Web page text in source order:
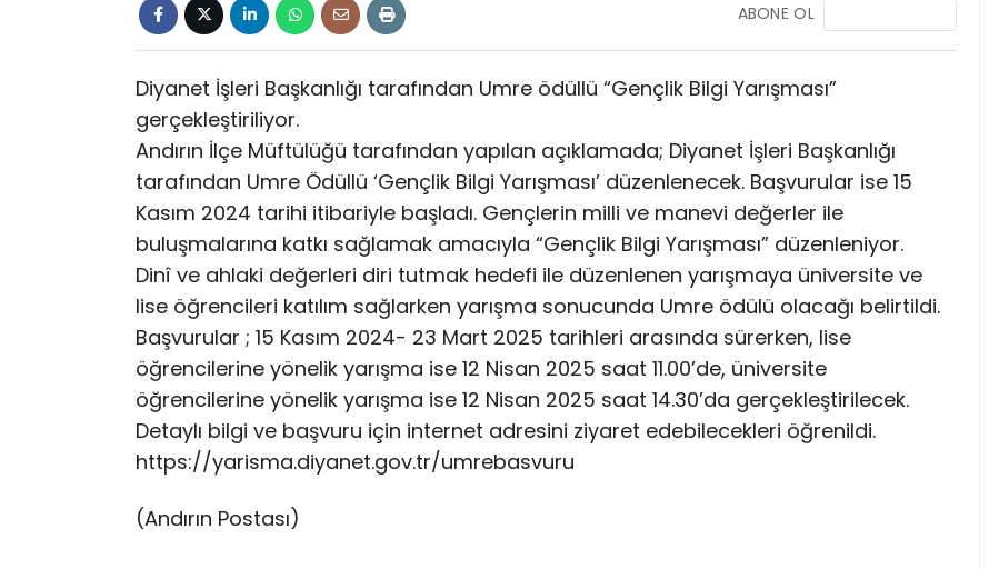
ABONE OL
Diyanet İşleri Başkanlığı tarafından Umre ödüllü “Gençlik Bilgi Yarışması”
gerçekleştiriliyor.
Andırın İlçe Müftülüğü tarafından yapılan açıklamada; Diyanet İşleri Başkanlığı
tarafından Umre Ödüllü ‘Gençlik Bilgi Yarışması’ düzenlenecek. Başvurular ise 15
Kasım 2024 tarihi itibariyle başladı. Gençlerin milli ve manevi değerler ile
buluşmalarına katkı sağlamak amacıyla “Gençlik Bilgi Yarışması” düzenleniyor.
Dinî ve ahlaki değerleri diri tutmak hedefi ile düzenlenen yarışmaya üniversite ve
lise öğrencileri katılım sağlarken yarışma sonucunda Umre ödülü olacağı belirtildi.
Başvurular ; 15 Kasım 2024- 23 Mart 2025 tarihleri arasında sürerken, lise
öğrencilerine yönelik yarışma ise 12 Nisan 2025 saat 11.00’de, üniversite
öğrencilerine yönelik yarışma ise 12 Nisan 2025 saat 14.30’da gerçekleştirilecek.
Detaylı bilgi ve başvuru için internet adresini ziyaret edebilecekleri öğrenildi.
https://yarisma.diyanet.gov.tr/umrebasvuru
(Andırın Postası)